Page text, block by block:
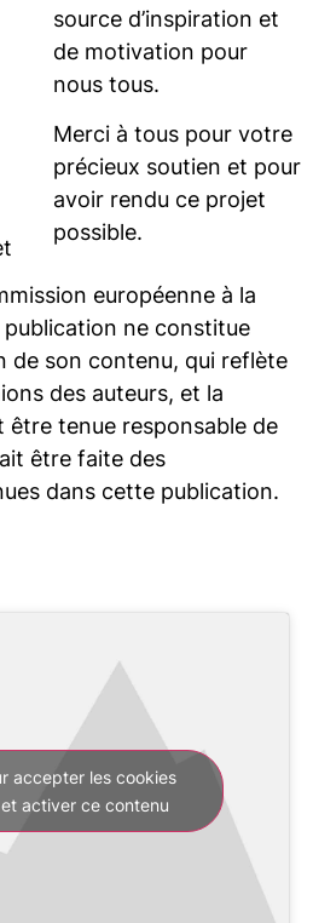
source d’inspiration et
de motivation pour
nous tous.
Merci à tous pour votre
précieux soutien et pour
avoir rendu ce projet
possible.
européenne à la
ne constitue
de son contenu, qui reflète
des auteurs, et la
être tenue responsable de
être faite des
dans cette publication.
accepter les cookies
activer ce contenu